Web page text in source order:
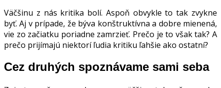
Väčšinu z nás kritika bolí. Aspoň obvykle to tak zvykne
byť. Aj v prípade, že býva konštruktívna a dobre mienená,
vie zo začiatku poriadne zamrzieť. Prečo je to však tak? A
prečo prijímajú niektorí ľudia kritiku ľahšie ako ostatní?
Cez druhých spoznávame sami seba